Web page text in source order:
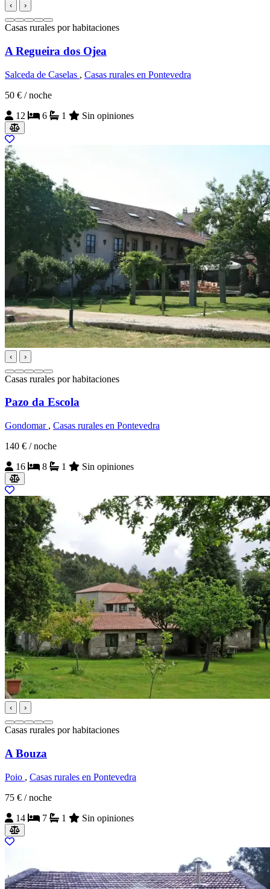
‹ ›
Casas rurales por habitaciones
A Regueira dos Ojea
Salceda de Caselas , Casas rurales en Pontevedra
50 € / noche
12
6 1 Sin opiniones
‹ ›
Casas rurales por habitaciones
Pazo da Escola
Gondomar , Casas rurales en Pontevedra
140 € / noche
16
8 1 Sin opiniones
‹ ›
Casas rurales por habitaciones
A Bouza
Poio , Casas rurales en Pontevedra
75 € / noche
14
7 1 Sin opiniones